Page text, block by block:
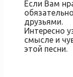
Если Вам
друзьями.
Интересно
смысле и
этой песни.